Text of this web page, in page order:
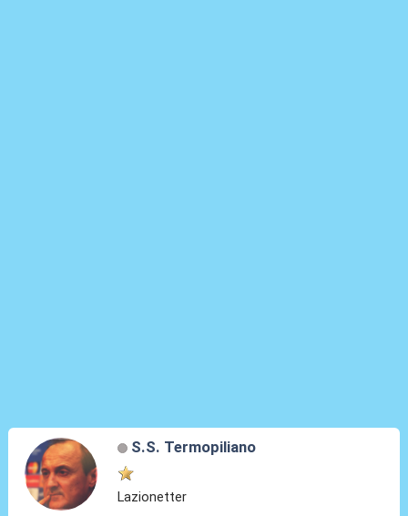
S.S. Termopiliano
Lazionetter